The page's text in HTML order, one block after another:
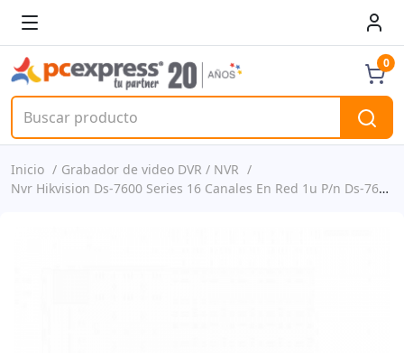
0
Inicio
Grabador de video DVR / NVR
Nvr Hikvision Ds-7600 Series 16 Canales En Red 1u P/n Ds-7616ni-q216p